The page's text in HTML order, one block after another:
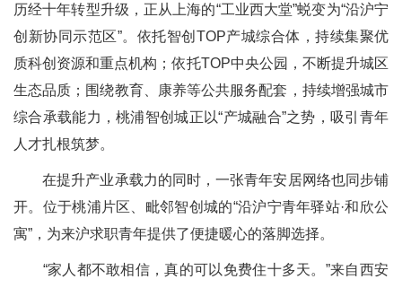
历经十年转型升级，正从上海的“工业西大堂”蜕变为“沿沪宁
创新协同示范区”。依托智创TOP产城综合体，持续集聚优
质科创资源和重点机构；依托TOP中央公园，不断提升城区
生态品质；围绕教育、康养等公共服务配套，持续增强城市
综合承载能力，桃浦智创城正以“产城融合”之势，吸引青年
人才扎根筑梦。
在提升产业承载力的同时，一张青年安居网络也同步铺
开。位于桃浦片区、毗邻智创城的“沿沪宁青年驿站·和欣公
寓”，为来沪求职青年提供了便捷暖心的落脚选择。
“家人都不敢相信，真的可以免费住十多天。”来自西安